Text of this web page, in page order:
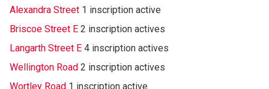
Alexandra Street 1 inscription active
Briscoe Street E 2 inscription actives
Langarth Street E 4 inscription actives
Wellington Road 2 inscription actives
Wortley Road 1 inscription active